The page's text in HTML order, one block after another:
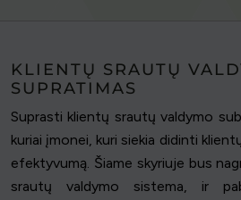
KLIENTŲ SRAUTŲ
SUPRATIMAS
Suprasti klientų srautų valdymo
kuriai įmonei, kuri siekia didinti
efektyvumą. Šiame skyriuje bus
srautų valdymo sistema, ir